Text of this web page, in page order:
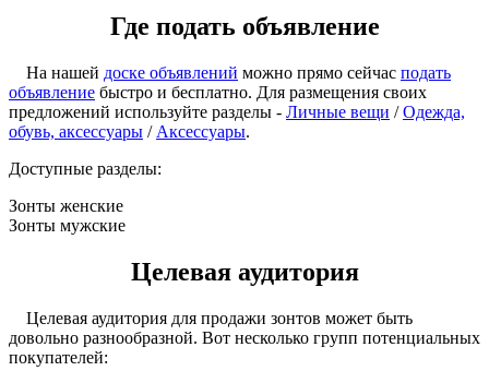
Где подать объявление
На нашей доске объявлений можно прямо сейчас подать
объявление быстро и бесплатно. Для размещения своих
предложений используйте разделы - Личные вещи /Одежда,
обувь, аксессуары / Аксессуары.
Доступные разделы:
Зонты женские
Зонты мужские
Целевая аудитория
Целевая аудитория для продажи зонтов может быть
довольно разнообразной. Вот несколько групп потенциальных
покупателей: